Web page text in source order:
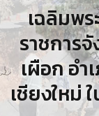
เฉลิมพ
ราชการ
เผือก อำ
เชียงใหม่